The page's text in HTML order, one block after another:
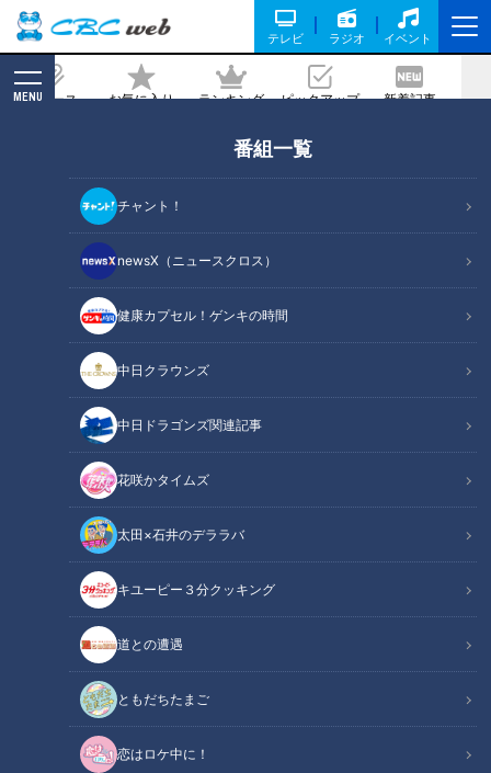
テレビ ラジオ イベント
ニュース お気に入り ランキング ピックアップ 新着記事
MENU
番組一覧
チャント！
newsX（ニュースクロス）
健康カプセル！ゲンキの時間
中日クラウンズ
中日ドラゴンズ関連記事
花咲かタイムズ
太田×石井のデララバ
キユーピー３分クッキング
道との遭遇
ともだちたまご
恋はロケ中に！
「ヒスイ海岸」でヒスイ探しに挑戦！グ
ラビアアイドル・三田悠貴の軽トラ本州
縦断の旅
記事に戻る
CBCテレビ『道との遭遇』
この記事の画像（全8枚）